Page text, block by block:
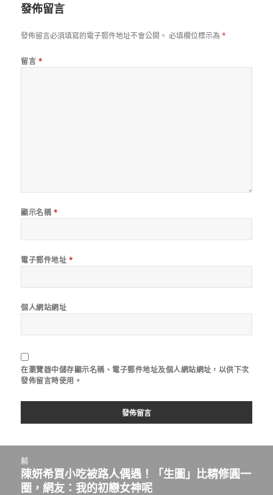
發佈留言
發佈留言必須填寫的電子郵件地址不會公開。 必填欄位標示為*
留言 *
顯示名稱 *
電子郵件地址 *
個人網站網址
在瀏覽器中儲存顯示名稱、電子郵件地址及個人網站網址，以供下次
發佈留言時使用。
前
上
一
陳妍希買小吃被路人偶遇！「生圖」比精修圓一
圈，網友：我的初戀女神呢